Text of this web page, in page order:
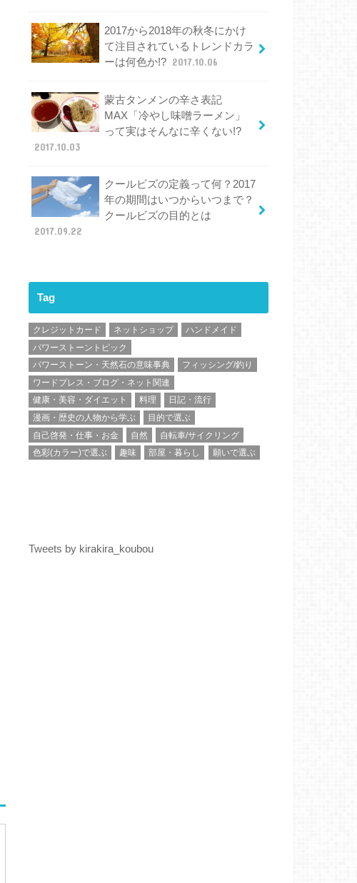
2017から2018年の秋冬にかけ
て注目されているトレンドカラ
ーは何色か!? 2017.10.06
蒙古タンメンの辛さ表記
MAX「冷やし味噌ラーメン」
って実はそんなに辛くない!?
2017.10.03
クールビズの定義って何？2017
年の期間はいつからいつまで？
クールビズの目的とは
2017.09.22
Tag
クレジットカード ネットショップ
ハンドメイド
パワーストーントピック
パワーストーン・天然石の意味事典
フィッシング/釣り
ワードプレス・ブログ・ネット関連
健康・美容・ダイエット
料理
日記・流行
漫画・歴史の人物から学ぶ
目的で選ぶ
自己啓発・仕事・お金
自然
自転車/サイクリング
色彩(カラー)で選ぶ
趣味 部屋・暮らし 願いで選ぶ
Tweets by kirakira_koubou